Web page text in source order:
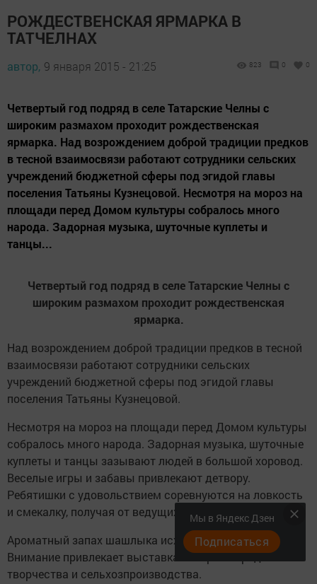
РОЖДЕСТВЕНСКАЯ ЯРМАРКА В
ТАТЧЕЛНАХ
автор, 9 января 2015 - 21:25 823 0 0
Четвертый год подряд в селе Татарские Челны с
широким размахом проходит рождественская
ярмарка. Над возрождением доброй традиции предков
в тесной взаимосвязи работают сотрудники сельских
учреждений бюджетной сферы под эгидой главы
поселения Татьяны Кузнецовой. Несмотря на мороз на
площади перед Домом культуры собралось много
народа. Задорная музыка, шуточные куплеты и
танцы...
Четвертый год подряд в селе Татарские Челны с
широким размахом проходит рождественская
ярмарка.
Над возрождением доброй традиции предков в тесной
взаимосвязи работают сотрудники сельских
учреждений бюджетной сферы под эгидой главы
поселения Татьяны Кузнецовой.
Несмотря на мороз на площади перед Домом культуры
собралось много народа. Задорная музыка, шуточные
куплеты и танцы зазывают людей в большой хоровод.
Веселые игры и забавы привлекают детвору.
Ребятишки с удовольствием соревнуются на ловкость
и смекалку, получая от ведущих мероприятия призы.
Ароматный запах шашлыка исходит от мангалов.
Внимание привлекает выставка товаров народного
творчества и сельхозпроизводства.
Мы в Яндекс Дзен
Подписаться